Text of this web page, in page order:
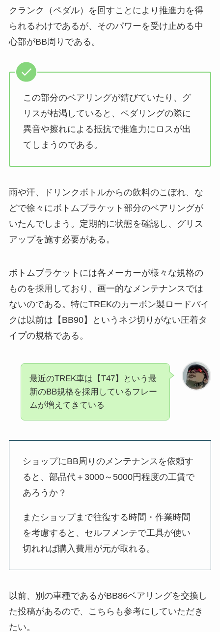
クランク（ペダル）を回すことにより推進力を得
られるわけであるが、そのパワーを受け止める中
心部がBB周りである。
この部分のベアリングが錆びていたり、グ
リスが枯渇していると、ペダリングの際に
異音や擦れによる抵抗で推進力にロスが出
てしまうのである。
雨や汗、ドリンクボトルからの飲料のこぼれ、な
どで徐々にボトムブラケット部分のベアリングが
いたんでしまう。定期的に状態を確認し、グリス
アップを施す必要がある。
ボトムブラケットには各メーカーが様々な規格の
ものを採用しており、画一的なメンテナンスでは
ないのである。特にTREKのカーボン製ロードバイ
クは以前は【BB90】というネジ切りがない圧着タ
イプの規格である。
最近のTREK車は【T47】という最
新のBB規格を採用しているフレー
ムが増えてきている
ショップにBB周りのメンテナンスを依頼す
ると、部品代＋3000～5000円程度の工賃で
あろうか？
またショップまで往復する時間・作業時間
を考慮すると、セルフメンテで工具が使い
切れれば購入費用が元が取れる。
以前、別の車種であるがBB86ベアリングを交換し
た投稿があるので、こちらも参考にしていただき
たい。